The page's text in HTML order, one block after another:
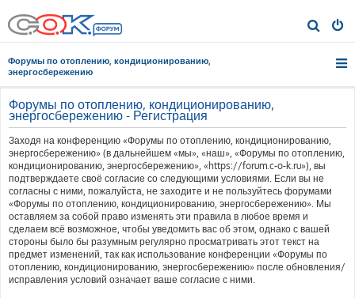
о
Форумы по отоплению, кондиционированию,
энергосбережению
Форумы по отоплению, кондиционированию,
энергосбережению - Регистрация
Заходя на конференцию «Форумы по отоплению, кондиционированию,
энергосбережению» (в дальнейшем «мы», «наш», «Форумы по отоплению,
кондиционированию, энергосбережению», «https://forum.c-o-k.ru»), вы
подтверждаете своё согласие со следующими условиями. Если вы не
согласны с ними, пожалуйста, не заходите и не пользуйтесь форумами
«Форумы по отоплению, кондиционированию, энергосбережению». Мы
оставляем за собой право изменять эти правила в любое время и
сделаем всё возможное, чтобы уведомить вас об этом, однако с вашей
стороны было бы разумным регулярно просматривать этот текст на
предмет изменений, так как использование конференции «Форумы по
отоплению, кондиционированию, энергосбережению» после обновления/
исправления условий означает ваше согласие с ними.